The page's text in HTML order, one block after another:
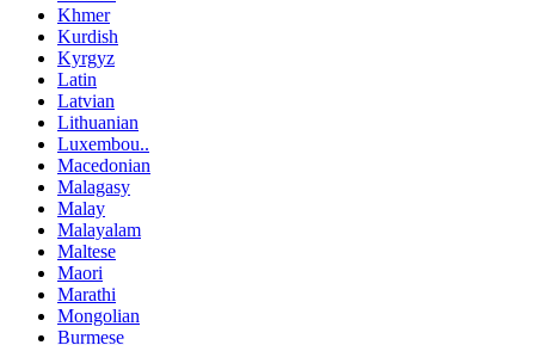
Khmer
Kurdish
Kyrgyz
Latin
Latvian
Lithuanian
Luxembou..
Macedonian
Malagasy
Malay
Malayalam
Maltese
Maori
Marathi
Mongolian
Burmese